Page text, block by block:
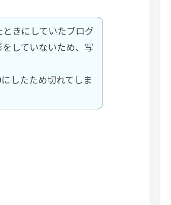
きにしていたブログ
していないため、写
したため切れてしま